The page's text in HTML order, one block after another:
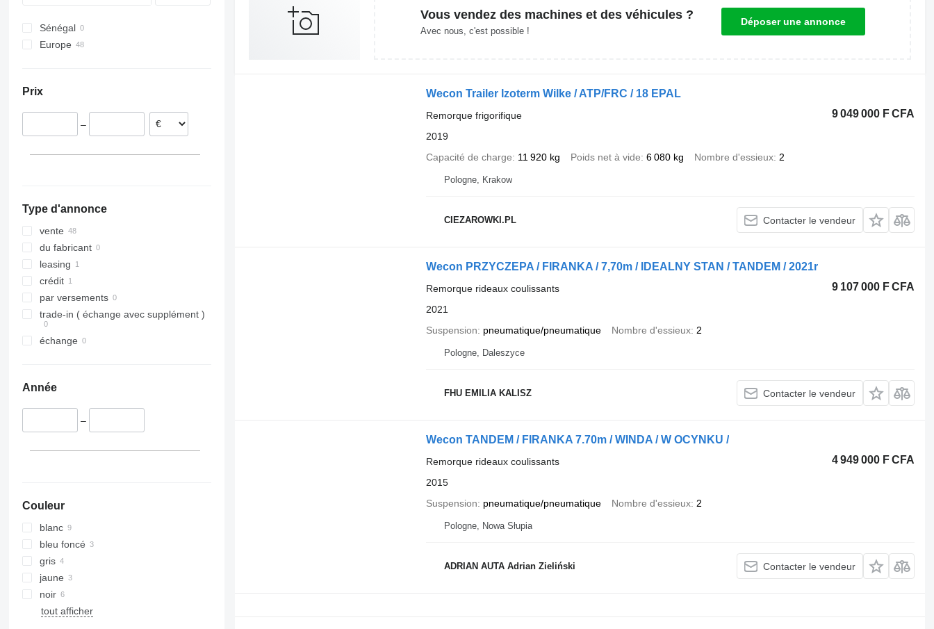
ZWP
T700
T900
ZWF
Sénégal
Europe
Roumanie
Finlande
Prix
–
Type d'annonce
vente
du fabricant
leasing
crédit
par versements
trade-in ( échange avec supplément )
échange
Année
–
Couleur
blanc
bleu foncé
gris
jaune
noir
tout afficher
Vous vendez des machines et des véhicules ?
Avec nous, c'est possible !
Déposer une annonce
Wecon Trailer Izoterm Wilke / ATP/FRC / 18 EPAL
9 049 000 F CFA
Remorque frigorifique
2019
Capacité de charge
11 920 kg Poids net à vide 6 080 kg Nombre d'essieux 2
Pologne, Krakow
CIEZAROWKI.PL Contacter le vendeur
Wecon PRZYCZEPA / FIRANKA / 7,70m / IDEALNY STAN / TANDEM / 2021r
9 107 000 F CFA
Remorque rideaux coulissants
2021
Suspension
pneumatique/pneumatique Nombre d'essieux 2
Pologne, Daleszyce
FHU EMILIA KALISZ Contacter le vendeur
Wecon TANDEM / FIRANKA 7.70m / WINDA / W OCYNKU /
4 949 000 F CFA
Remorque rideaux coulissants
2015
Suspension
pneumatique/pneumatique Nombre d'essieux 2
Pologne, Nowa Słupia
ADRIAN AUTA Adrian Zieliński Contacter le vendeur